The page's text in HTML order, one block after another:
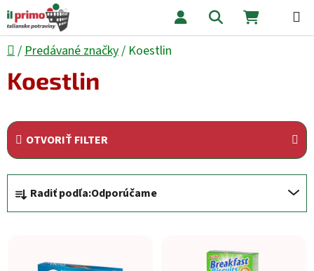
Prejsť na obsah Hľadať
Domov
/ Predávané značky/ Koestlin
Koestlin
OTVORIŤ FILTER
Radenie produktov
Radiť podľa:Odporúčame